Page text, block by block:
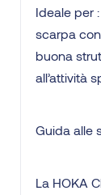
Ideale per
scarpa
buona
all’attività
Guida alle
La HOKA